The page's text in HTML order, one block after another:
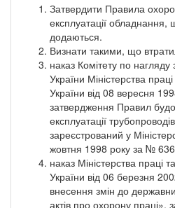
Затвердити Правила
експлуатації
додаються.
Визнати такими, що
наказ Комітету по
України Міністерства
України від 08 вересня
затвердження Правил
експлуатації
зареєстрований у
жовтня 1998 року за №
наказ Міністерства праці
України від 06 березня
внесення змін до
актів про охорону праці»,